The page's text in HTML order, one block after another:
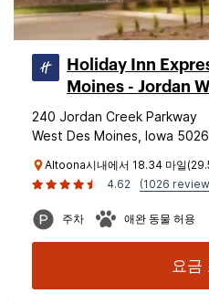
Holiday Inn
Moines - Jordan
240 Jordan Creek Parkway
West Des Moines, Iowa
Altoona시내에서 18.34 마일
4.62
(1026
주차 애완 동물 허용
요금